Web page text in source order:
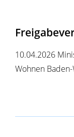
10.04.2026
Wohnen